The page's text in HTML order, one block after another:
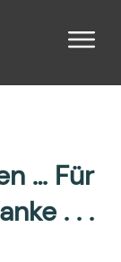
… Für
. . .